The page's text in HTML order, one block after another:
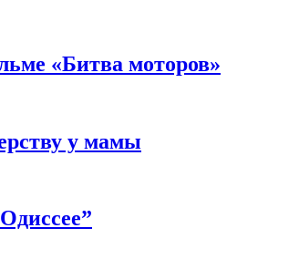
«Битва моторов»
у мамы